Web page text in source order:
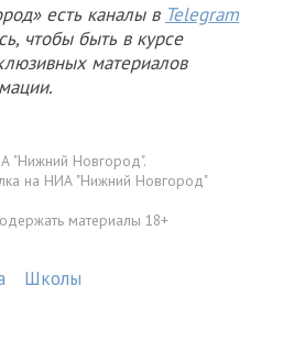
есть каналы в Telegram
чтобы быть в курсе
материалов
"Нижний Новгород".
на НИА "Нижний Новгород"
материалы 18+
Школы